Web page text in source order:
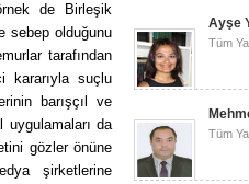
de Birleşik
sebep olduğunu
tarafından
kararıyla suçlu
barışçıl ve
uygulamaları da
gözler önüne
şirketlerine
Ayşe
Tüm
Tüm